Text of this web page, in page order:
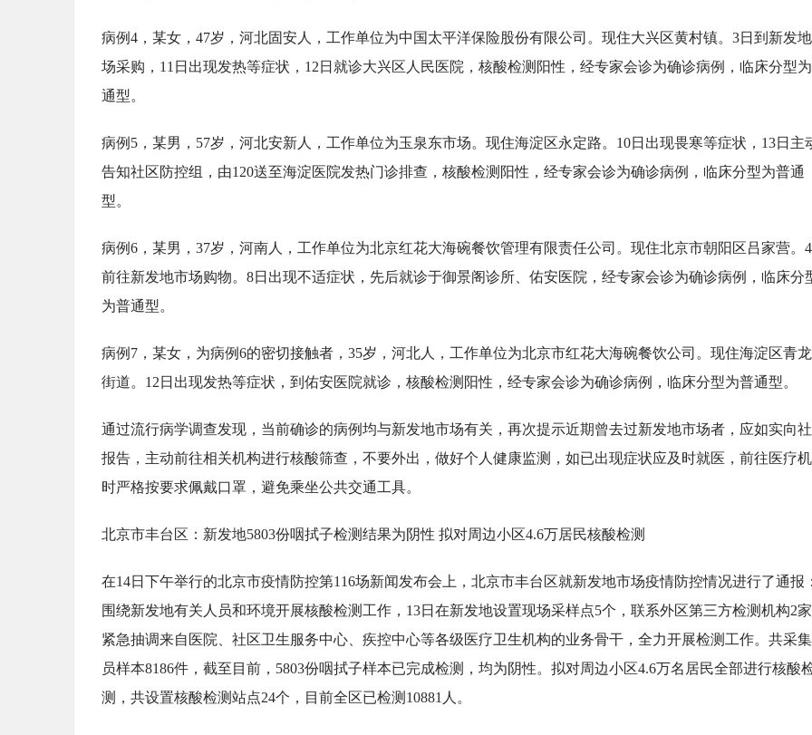
病例4，某女，47岁，河北固安人，工作单位为中国太平洋保险股份有限公司。现住大兴区黄村镇。3日到新发
场采购，11日出现发热等症状，12日就诊大兴区人民医院，核酸检测阳性，经专家会诊为确诊病例，临床分型
通型。
病例5，某男，57岁，河北安新人，工作单位为玉泉东市场。现住海淀区永定路。10日出现畏寒等症状，13日主
告知社区防控组，由120送至海淀医院发热门诊排查，核酸检测阳性，经专家会诊为确诊病例，临床分型为普通
型。
病例6，某男，37岁，河南人，工作单位为北京红花大海碗餐饮管理有限责任公司。现住北京市朝阳区吕家营。4
前往新发地市场购物。8日出现不适症状，先后就诊于御景阁诊所、佑安医院，经专家会诊为确诊病例，临床分
为普通型。
病例7，某女，为病例6的密切接触者，35岁，河北人，工作单位为北京市红花大海碗餐饮公司。现住海淀区青
街道。12日出现发热等症状，到佑安医院就诊，核酸检测阳性，经专家会诊为确诊病例，临床分型为普通型。
通过流行病学调查发现，当前确诊的病例均与新发地市场有关，再次提示近期曾去过新发地市场者，应如实向
报告，主动前往相关机构进行核酸筛查，不要外出，做好个人健康监测，如已出现症状应及时就医，前往医疗
时严格按要求佩戴口罩，避免乘坐公共交通工具。
北京市丰台区：新发地5803份咽拭子检测结果为阴性 拟对周边小区4.6万居民核酸检测
在14日下午举行的北京市疫情防控第116场新闻发布会上，北京市丰台区就新发地市场疫情防控情况进行了通报：
围绕新发地有关人员和环境开展核酸检测工作，13日在新发地设置现场采样点5个，联系外区第三方检测机构2家
紧急抽调来自医院、社区卫生服务中心、疾控中心等各级医疗卫生机构的业务骨干，全力开展检测工作。共采集
员样本8186件，截至目前，5803份咽拭子样本已完成检测，均为阴性。拟对周边小区4.6万名居民全部进行核酸
测，共设置核酸检测站点24个，目前全区已检测10881人。